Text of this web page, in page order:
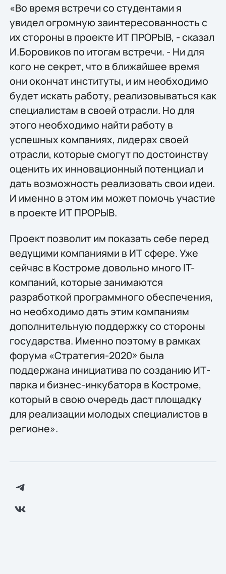
«Во время встречи со студентами я
увидел огромную заинтересованность с
их стороны в проекте ИТ ПРОРЫВ, - сказал
И.Боровиков по итогам встречи. - Ни для
кого не секрет, что в ближайшее время
они окончат институты, и им необходимо
будет искать работу, реализовываться как
специалистам в своей отрасли. Но для
этого необходимо найти работу в
успешных компаниях, лидерах своей
отрасли, которые смогут по достоинству
оценить их инновационный потенциал и
дать возможность реализовать свои идеи.
И именно в этом им может помочь участие
в проекте ИТ ПРОРЫВ.
Проект позволит им показать себе перед
ведущими компаниями в ИТ сфере. Уже
сейчас в Костроме довольно много IT-
компаний, которые занимаются
разработкой программного обеспечения,
но необходимо дать этим компаниям
дополнительную поддержку со стороны
государства. Именно поэтому в рамках
форума «Стратегия-2020» была
поддержана инициатива по созданию ИТ-
парка и бизнес-инкубатора в Костроме,
который в свою очередь даст площадку
для реализации молодых специалистов в
регионе».